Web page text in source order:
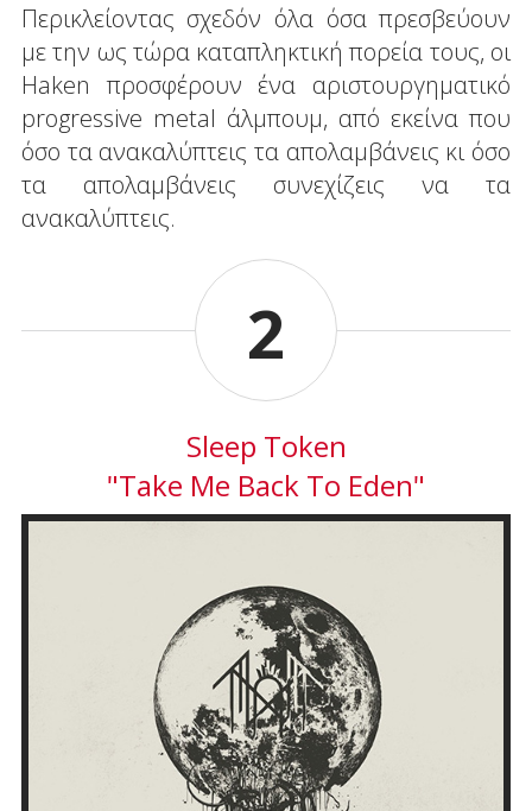
Περικλείοντας σχεδόν όλα όσα πρεσβεύουν
με την ως τώρα καταπληκτική πορεία τους, οι
Haken προσφέρουν ένα αριστουργηματικό
progressive metal άλμπουμ, από εκείνα που
όσο τα ανακαλύπτεις τα απολαμβάνεις κι όσο
τα απολαμβάνεις συνεχίζεις να τα
ανακαλύπτεις.
2
Sleep Token
"Take Me Back To Eden"